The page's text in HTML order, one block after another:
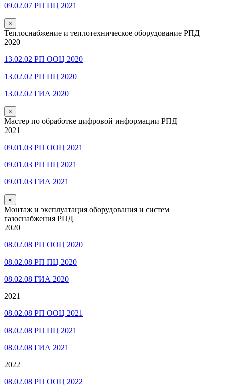
09.02.07 РП ПЦ 2021
×
Теплоснабжение и теплотехническое оборудование РПД
2020
13.02.02 РП ООЦ 2020
13.02.02 РП ПЦ 2020
13.02.02 ГИА 2020
×
Мастер по обработке цифровой информации РПД
2021
09.01.03 РП ООЦ 2021
09.01.03 РП ПЦ 2021
09.01.03 ГИА 2021
×
Монтаж и эксплуатация оборудования и систем
газоснабжения РПД
2020
08.02.08 РП ООЦ 2020
08.02.08 РП ПЦ 2020
08.02.08 ГИА 2020
2021
08.02.08 РП ООЦ 2021
08.02.08 РП ПЦ 2021
08.02.08 ГИА 2021
2022
08.02.08 РП ООЦ 2022